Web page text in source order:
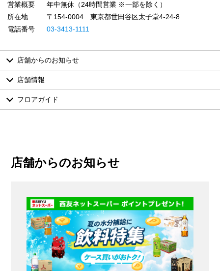
営業概要
年中無休（24時間営業 ※一部を除く）
所在地
〒154-0004 東京都世田谷区太子堂4-24-8
電話番号
03-3413-1111
店舗からのお知らせ
店舗情報
フロアガイド
店舗からのお知らせ